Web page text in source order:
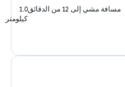
مسافة مشي إلى 12 من الدقائق
1.0
كيلومتر